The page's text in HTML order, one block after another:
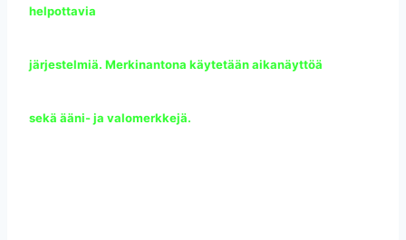
helpottavia
järjestelmiä. Merkinantona käytetään aikanäyttöä
sekä ääni- ja valomerkkejä.